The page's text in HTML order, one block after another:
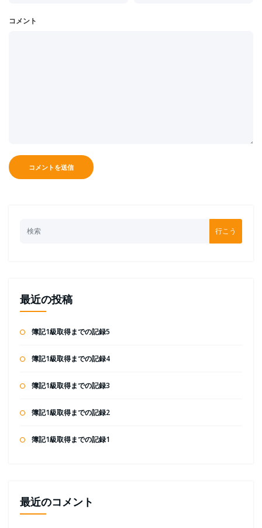
コメント
行こう
最近の投稿
簿記1級取得までの記録5
簿記1級取得までの記録4
簿記1級取得までの記録3
簿記1級取得までの記録2
簿記1級取得までの記録1
最近のコメント